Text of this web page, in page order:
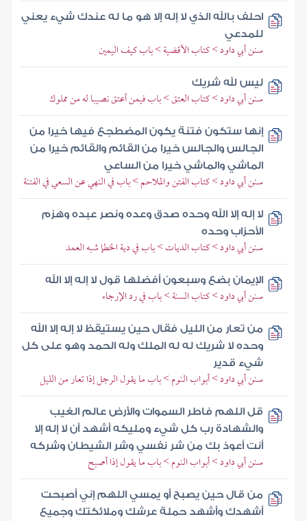
احلف بالله الذي لا إله إلا هو ما له عندك شيء يعني
للمدعي
سنن أبي داود > كتاب الأقضية > باب كيف اليمين
ليس لله شريك
سنن أبي داود > كتاب العتق > باب فيمن أعتق نصيبا له من مملوك
إنها ستكون فتنة يكون المضطجع فيها خيرا من
الجالس والجالس خيرا من القائم والقائم خيرا من
الماشي والماشي خيرا من الساعي
سنن أبي داود > كتاب الفتن والملاحم > باب في النهي عن السعي في الفتنة
لا إله إلا الله وحده صدق وعده ونصر عبده وهزم
الأحزاب وحده
سنن أبي داود > كتاب الديات > باب في دية الخطإ شبه العمد
الإيمان بضع وسبعون أفضلها قول لا إله إلا الله
سنن أبي داود > كتاب السنة > باب في رد الإرجاء
من تعار من الليل فقال حين يستيقظ لا إله إلا الله
وحده لا شريك له له الملك وله الحمد وهو على كل
شيء قدير
سنن أبي داود > أبواب النوم > باب ما يقول الرجل إذا تعار من الليل
قل اللهم فاطر السموات والأرض عالم الغيب
والشهادة رب كل شيء ومليكه أشهد أن لا إله إلا
أنت أعوذ بك من شر نفسي وشر الشيطان وشركه
سنن أبي داود > أبواب النوم > باب ما يقول إذا أصبح
من قال حين يصبح أو يمسي اللهم إني أصبحت
أشهدك وأشهد حملة عرشك وملائكتك وجميع